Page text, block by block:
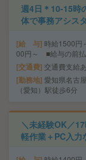
週4日＊10-15時
体で事務アシス
給 与 時給1500
00円～ ■給与の前払
交通費 交通費支給
勤務地 愛知県名古
（愛知）駅徒歩6分
＼未経験OK／
軽作業＋PC入